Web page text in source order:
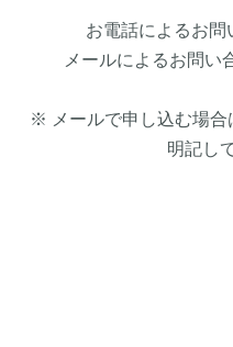
お電話によるお
メールによるお問い
※ メールで申し込む場合
明記し